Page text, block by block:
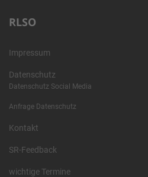
RLSO
Impressum
Datenschutz
Datenschutz Social Media
Anfrage Datenschutz
Kontakt
SR-Feedback
wichtige Termine